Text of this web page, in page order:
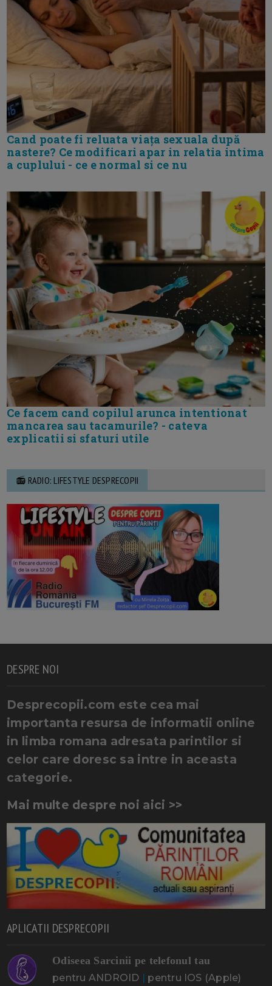
Cand poate fi reluata viața sexuala după
nastere? Ce modificari apar in relatia intima
a cuplului - ce e normal si ce nu
Ce facem cand copilul arunca intentionat
mancarea sau tacamurile? - cateva
explicatii si sfaturi utile
📻 RADIO: LIFESTYLE DESPRECOPII
DESPRE NOI
Desprecopii.com este cea mai
importanta resursa de informatii online
in limba romana adresata parintilor si
celor care doresc sa intre in aceasta
categorie.
Mai multe despre noi aici >>
APLICATII DESPRECOPII
Odiseea Sarcinii pe telefonul tau
pentru ANDROID | pentru IOS (Apple)